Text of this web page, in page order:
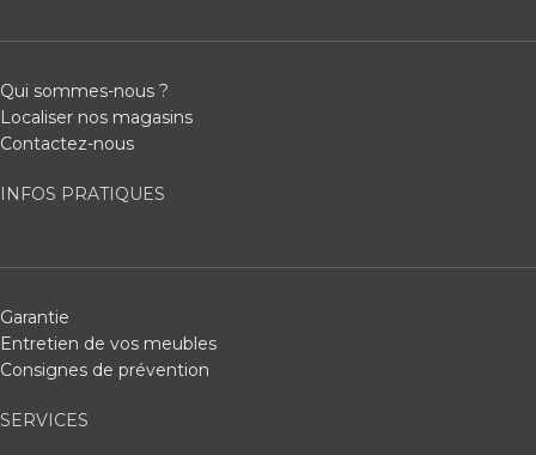
Qui sommes-nous ?
Localiser nos magasins
Contactez-nous
INFOS PRATIQUES
Garantie
Entretien de vos meubles
Consignes de prévention
SERVICES